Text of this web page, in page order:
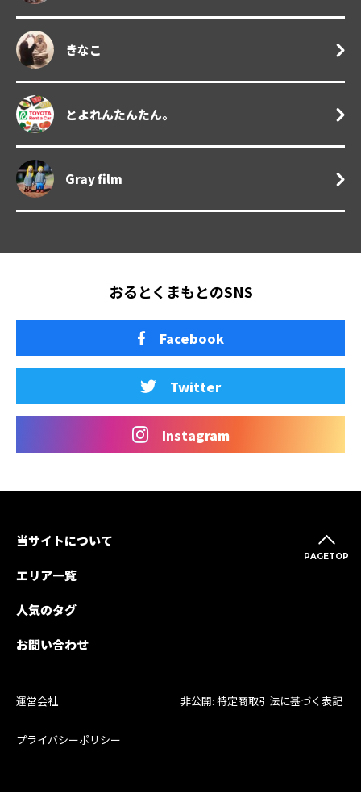
きなこ
とよれんたんたん。
Gray film
おるとくまもとのSNS
Facebook
Twitter
Instagram
PAGETOP
当サイトについて
エリア一覧
人気のタグ
お問い合わせ
運営会社 非公開: 特定商取引法に基づく表記
プライバシーポリシー